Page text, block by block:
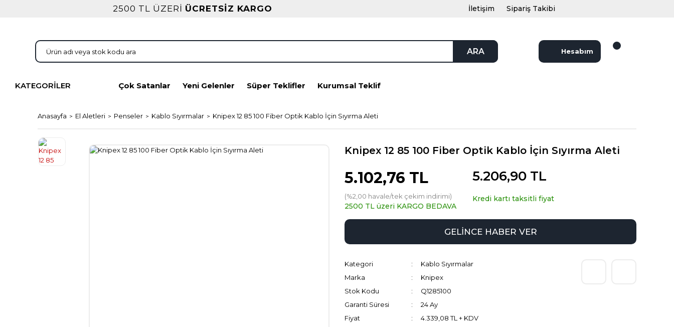
2500 TL ÜZERİ ÜCRETSİZ KARGO İletişim Sipariş Takibi
ARA Hesabım
KATEGORİLER Çok Satanlar Yeni Gelenler Süper Teklifler Kurumsal Teklif
Anasayfa El Aletleri Penseler Kablo Sıyırmalar Knipex 12 85 100 Fiber Optik Kablo İçin Sıyırma Aleti
Knipex 12 85 100 Fiber Optik Kablo İçin Sıyırma Aleti
5.102,76 TL
(%2,00 havale/tek çekim indirimi)
2500 TL üzeri KARGO BEDAVA
5.206,90 TL
Kredi kartı taksitli fiyat
GELİNCE HABER VER
Kategori
Kablo Sıyırmalar
Marka
Knipex
Stok Kodu
Q1285100
Garanti Süresi
24 Ay
Fiyat
4.339,08 TL + KDV